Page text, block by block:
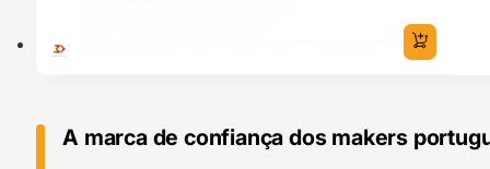
A marca de confiança dos makers